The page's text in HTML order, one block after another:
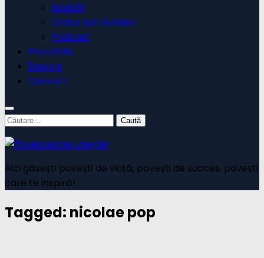
Noutăți
Oldies but Goldies
Podcast
Portofoliu
Despre
Contact
Caută
după:
Aici găsești povești de viață, povești de succes, povești
care te inspiră!
Tagged: nicolae pop